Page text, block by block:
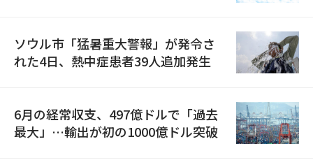
ソウル市「猛暑重大警報」が発令さ
れた4日、熱中症患者39人追加発生
6月の経常収支、497億ドルで「過去
最大」…輸出が初の1000億ドル突破